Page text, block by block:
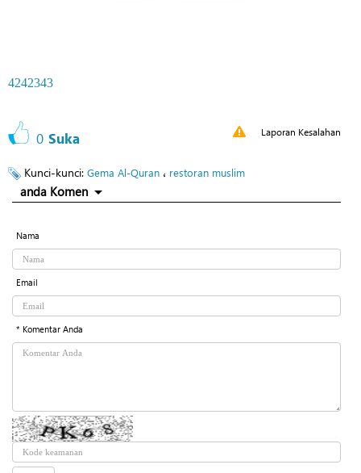
4242343
0 Suka Laporan Kesalahan
Kunci-kunci: Gema Al-Quran ، restoran muslim
anda Komen
Nama
Email
* Komentar Anda